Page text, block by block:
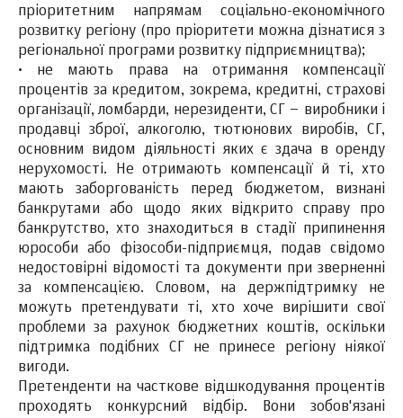
пріоритетним напрямам соціально-економічного
розвитку регіону (про пріоритети можна дізнатися з
регіональної програми розвитку підприємництва);
· не мають права на отримання компенсації
процентів за кредитом, зокрема, кредитні, страхові
організації, ломбарди, нерезиденти, СГ – виробники і
продавці зброї, алкоголю, тютюнових виробів, СГ,
основним видом діяльності яких є здача в оренду
нерухомості. Не отримають компенсації й ті, хто
мають заборгованість перед бюджетом, визнані
банкрутами або щодо яких відкрито справу про
банкрутство, хто знаходиться в стадії припинення
юрособи або фізособи-підприємця, подав свідомо
недостовірні відомості та документи при зверненні
за компенсацією. Словом, на держпідтримку не
можуть претендувати ті, хто хоче вирішити свої
проблеми за рахунок бюджетних коштів, оскільки
підтримка подібних СГ не принесе регіону ніякої
вигоди.
Претенденти на часткове відшкодування процентів
проходять конкурсний відбір. Вони зобов'язані